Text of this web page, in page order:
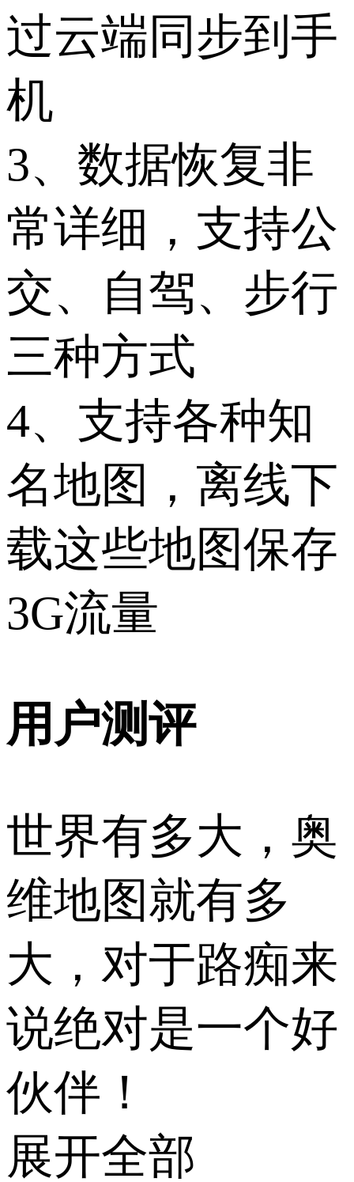
过云端同步到手
机
3、数据恢复非
常详细，支持公
交、自驾、步行
三种方式
4、支持各种知
名地图，离线下
载这些地图保存
3G流量
用户测评
世界有多大，奥
维地图就有多
大，对于路痴来
说绝对是一个好
伙伴！
展开全部